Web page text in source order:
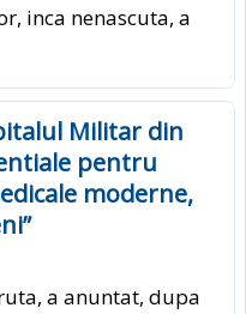
inca nenascuta, a
Militar din
pentru
moderne,
a anuntat, dupa